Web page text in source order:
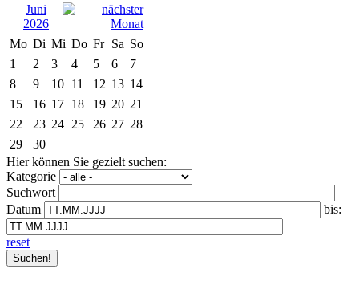
Juni
2026
Mo Di Mi Do Fr Sa So
1
2 3 4 5 6
7
8
9 10 11 12 13 14
15
16 17 18 19 20 21
22
23 24 25 26 27 28
29
30
Hier können Sie gezielt suchen:
Kategorie
Suchwort
Datum
bis:
reset